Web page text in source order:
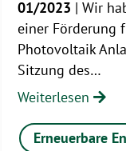
01/2023 | Wir
einer Förderung
Photovoltaik
Sitzung des…
Weiterlesen
Erneuerbare